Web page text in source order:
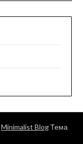
Minimalist BlogТема